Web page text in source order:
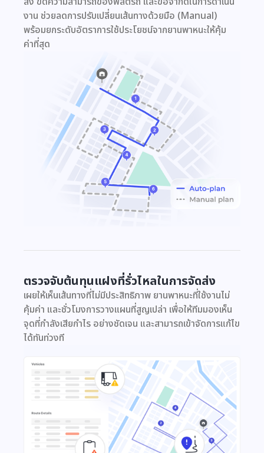
งาน ช่วยลดการปรับเปลี่ยนเส้นทางด้วยมือ (Manual)
พร้อมยกระดับอัตราการใช้ประโยชน์จากยานพาหนะให้คุ้ม
ค่าที่สุด
ตรวจจับต้นทุนแฝงที่รั่วไหลในการจัดส่ง
เผยให้เห็นเส้นทางที่ไม่มีประสิทธิภาพ ยานพาหนะที่ใช้งานไม่
คุ้มค่า และชั่วโมงการวางแผนที่สูญเปล่า เพื่อให้ทีมมองเห็น
จุดที่กำลังเสียกำไร อย่างชัดเจน และสามารถเข้าจัดการแก้ไข
ได้ทันท่วงที